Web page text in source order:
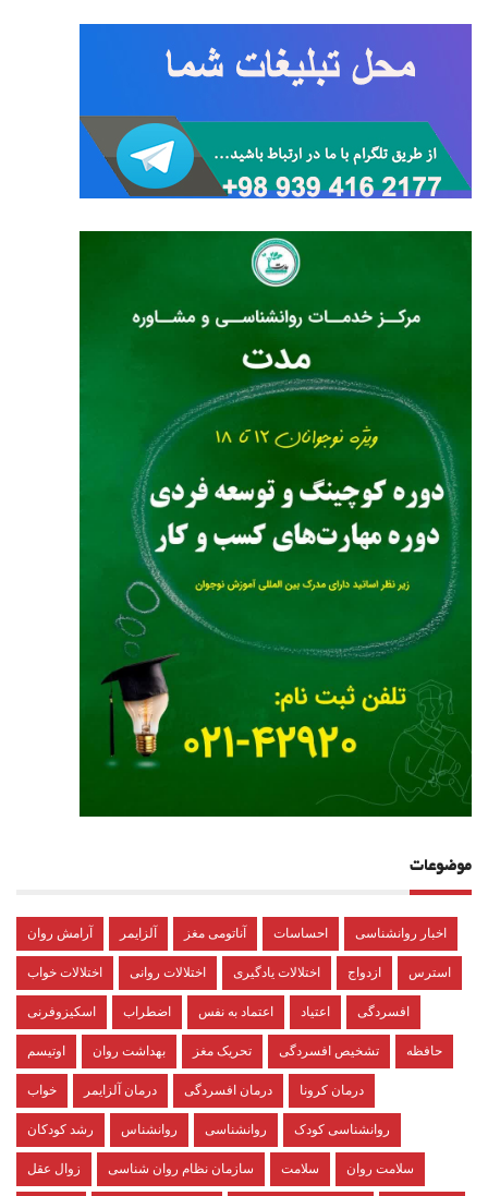
موضوعات
آرامش روان آلزایمر آناتومی مغز احساسات اخبار روانشناسی
اختلالات خواب اختلالات روانی اختلالات یادگیری ازدواج استرس
اسکیزوفرنی اضطراب اعتماد به نفس اعتیاد افسردگی
اوتیسم بهداشت روان تحریک مغز تشخیص افسردگی حافظه
خواب درمان آلزایمر درمان افسردگی درمان کرونا
رشد کودکان روانشناس روانشناسی روانشناسی کودک
زوال عقل سازمان نظام روان شناسی سلامت سلامت روان